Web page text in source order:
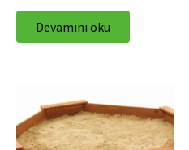
Devamını oku